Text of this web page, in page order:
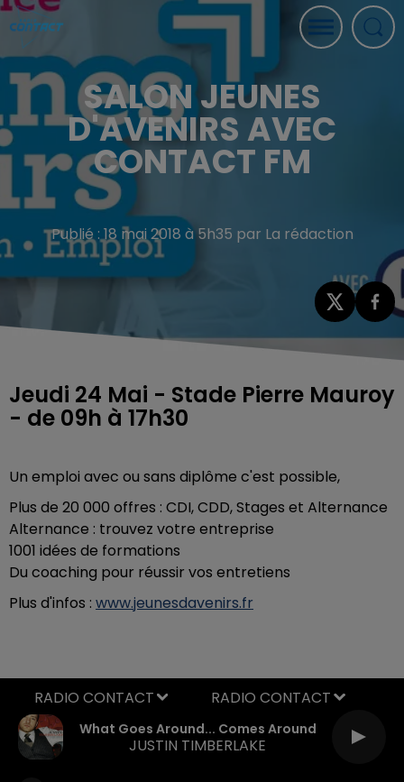
SALON JEUNES
D'AVENIRS AVEC
CONTACT FM
Publié : 18 mai 2018 à 5h35 par La rédaction
Jeudi 24 Mai - Stade Pierre Mauroy
- de 09h à 17h30
Un emploi avec ou sans diplôme c'est possible,
Plus de 20 000 offres : CDI, CDD, Stages et Alternance
Alternance : trouvez votre entreprise
1001 idées de formations
Du coaching pour réussir vos entretiens
Plus d'infos : www.jeunesdavenirs.fr
What Goes Around... Comes Around
JUSTIN TIMBERLAKE
RADIO CONTACT